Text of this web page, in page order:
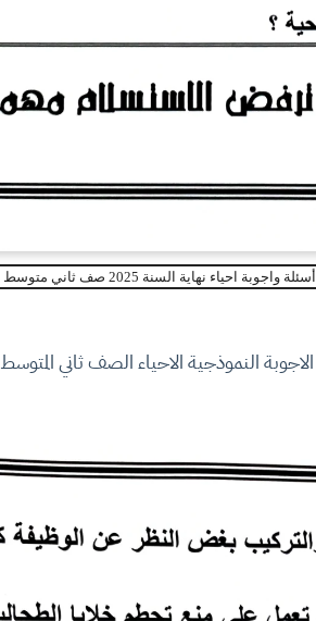
أسئلة واجوبة احياء نهاية السنة 2025 صف ثاني متوسط
الاجوبة النموذجية الاحياء الصف ثاني المتوسط